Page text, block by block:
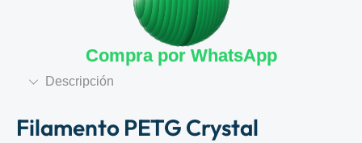
Compra por WhatsApp
Descripción
Filamento PETG Crystal